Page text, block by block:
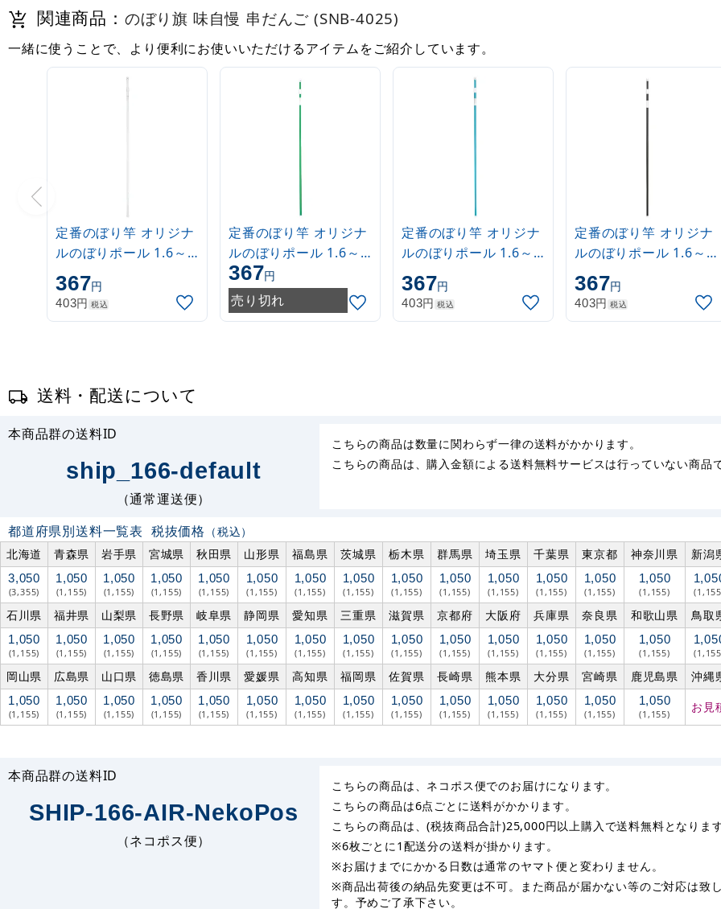
関連商品： のぼり旗 味自慢 串だんご (SNB-4025)
一緒に使うことで、より便利にお使いいただけるアイテムをご紹介しています。
定番のぼり竿 オリジナ
ルのぼりポール 1.6～
3m 伸縮式 白
(30537***)
367円
403円 税込
定番のぼり竿 オリジナ
ルのぼりポール 1.6～
3m 伸縮式 緑
(30537GRN)
367円
売り切れ
定番のぼり竿 オリジナ
ルのぼりポール 1.6～
3m 伸縮式 水色
(30537SBL)
367円
403円 税込
定番のぼり竿 オリジナ
ルのぼりポール 1.6～
3m 伸縮式 黒
(30537BLK)
367円
403円 税込
送料・配送について
本商品群の送料ID
ship_166-default
（通常運送便）
こちらの商品は数量に関わらず一律の送料がかかります。
こちらの商品は、購入金額による送料無料サービスは行っていない商品で
都道府県別送料一覧表 税抜価格 （税込）
北海道
青森県 岩手県 宮城県 秋田県 山形県 福島県 茨城県 栃木県 群馬県 埼玉県 千葉県 東京都 神奈川県 新潟
3,050
(3,355)
1,050
(1,155)
1,050
(1,155)
1,050
(1,155)
1,050
(1,155)
1,050
(1,155)
1,050
(1,155)
1,050
(1,155)
1,050
(1,155)
1,050
(1,155)
1,050
(1,155)
1,050
(1,155)
1,050
(1,155)
1,050
(1,155)
石川県 福井県 山梨県 長野県 岐阜県 静岡県 愛知県 三重県 滋賀県 京都府 大阪府 兵庫県 奈良県 和歌山県 鳥取
1,050
(1,155)
1,050
(1,155)
1,050
(1,155)
1,050
(1,155)
1,050
(1,155)
1,050
(1,155)
1,050
(1,155)
1,050
(1,155)
1,050
(1,155)
1,050
(1,155)
1,050
(1,155)
1,050
(1,155)
1,050
(1,155)
1,050
(1,155)
岡山県 広島県 山口県 徳島県 香川県 愛媛県 高知県 福岡県 佐賀県 長崎県 熊本県 大分県 宮崎県 鹿児島県 沖縄
1,050
(1,155)
1,050
(1,155)
1,050
(1,155)
1,050
(1,155)
1,050
(1,155)
1,050
(1,155)
1,050
(1,155)
1,050
(1,155)
1,050
(1,155)
1,050
(1,155)
1,050
(1,155)
1,050
(1,155)
1,050
(1,155)
1,050
(1,155) お見
本商品群の送料ID
SHIP-166-AIR-NekoPos
（ネコポス便）
こちらの商品は、ネコポス便でのお届けになります。
こちらの商品は6点ごとに送料がかかります。
こちらの商品は、(税抜商品合計)25,000円以上購入で送料無料となります
※6枚ごとに1配送分の送料が掛かります。
※お届けまでにかかる日数は通常のヤマト便と変わりません。
※商品出荷後の納品先変更は不可。また商品が届かない等のご対応は致
す。予めご了承下さい。